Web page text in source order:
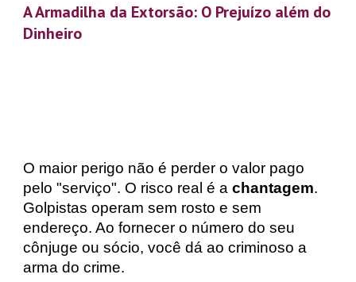
A Armadilha da Extorsão: O Prejuízo além do
Dinheiro
O maior perigo não é perder o valor pago
pelo "serviço". O risco real é achantagem.
Golpistas operam sem rosto e sem
endereço. Ao fornecer o número do seu
cônjuge ou sócio, você dá ao criminoso a
arma do crime.